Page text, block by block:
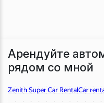
Арендуйте
рядом со мной